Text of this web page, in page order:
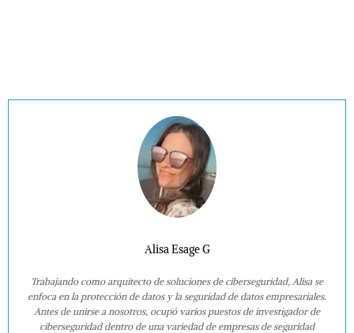
Alisa Esage G
Trabajando como arquitecto de soluciones de ciberseguridad, Alisa se
enfoca en la protección de datos y la seguridad de datos empresariales.
Antes de unirse a nosotros, ocupó varios puestos de investigador de
ciberseguridad dentro de una variedad de empresas de seguridad